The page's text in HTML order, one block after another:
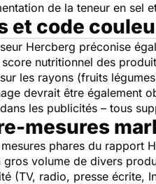
de la teneur en sel
et code
Hercberg préconise
nutritionnel des
les rayons (fruits
devrait être également
les publicités – tous
mesures
mesures phares du rapport
gros volume de divers
(TV, radio, presse écrite,